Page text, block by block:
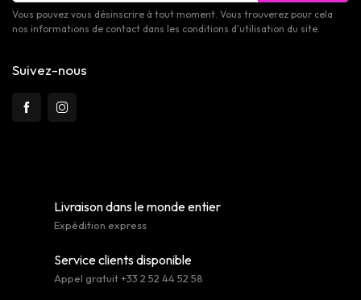
Vous pouvez vous désinscrire à tout moment. Vous trouverez pour cela
nos informations de contact dans les conditions d'utilisation du site.
Suivez-nous
Livraison dans le monde entier
Expédition express
Service clients disponible
Appel gratuit +33 2 52 44 52 58